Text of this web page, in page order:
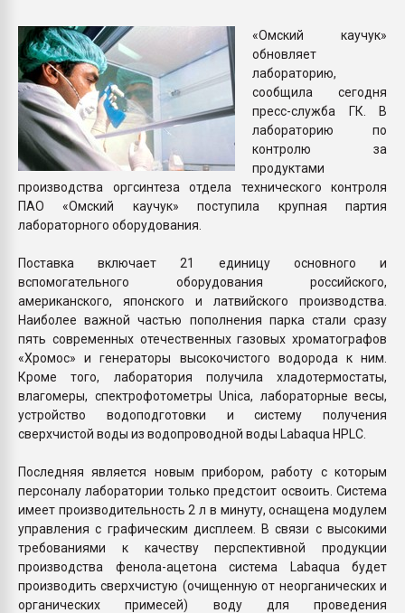
ПЕРЕЙТИ НА
«Омский каучук»
обновляет
лабораторию,
сообщила сегодня
пресс-служба ГК. В
лабораторию по
контролю за
продуктами
производства оргсинтеза отдела технического контроля
ПАО «Омский каучук» поступила крупная партия
лабораторного оборудования.
Поставка включает 21 единицу основного и
вспомогательного оборудования российского,
американского, японского и латвийского производства.
Наиболее важной частью пополнения парка стали сразу
пять современных отечественных газовых хроматографов
«Хромос» и генераторы высокочистого водорода к ним.
Кроме того, лаборатория получила хладотермостаты,
влагомеры, спектрофотометры Unica, лабораторные весы,
устройство водоподготовки и систему получения
сверхчистой воды из водопроводной воды Labaqua HPLC.
Последняя является новым прибором, работу с которым
персоналу лаборатории только предстоит освоить. Система
имеет производительность 2 л в минуту, оснащена модулем
управления с графическим дисплеем. В связи с высокими
требованиями к качеству перспективной продукции
производства фенола-ацетона система Labaqua будет
производить сверхчистую (очищенную от неорганических и
органических примесей) воду для проведения